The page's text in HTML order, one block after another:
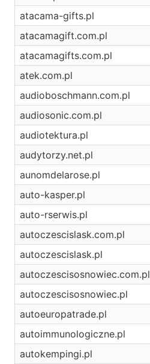
atacama-gifts.pl
atacamagift.com.pl
atacamagifts.com.pl
atek.com.pl
audioboschmann.com.pl
audiosonic.com.pl
audiotektura.pl
audytorzy.net.pl
aunomdelarose.pl
auto-kasper.pl
auto-rserwis.pl
autoczescislask.com.pl
autoczescislask.pl
autoczescisosnowiec.com.pl
autoczescisosnowiec.pl
autoeuropatrade.pl
autoimmunologiczne.pl
autokempingi.pl